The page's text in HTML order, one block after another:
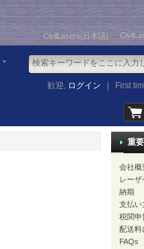
CivilLasers(日本語)
歓迎, ログイン First
重
会社概
レーザ
納期
支払い
税関申
配送料
FAQs